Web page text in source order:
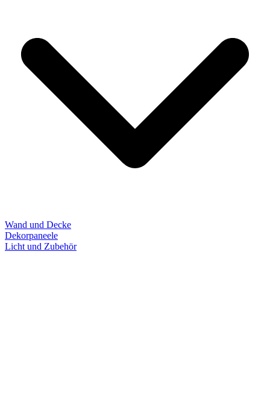
Wand und Decke
Dekorpaneele
Licht und Zubehör